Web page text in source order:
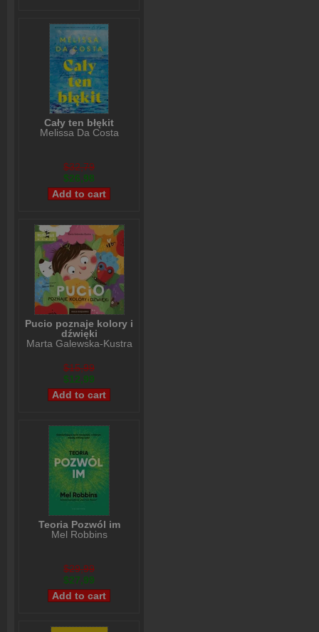
Cały ten błękit
Melissa Da Costa
$32,79
$26,98
Pucio poznaje kolory i
dźwięki
Marta Galewska-Kustra
$15,99
$12,99
Teoria Pozwól im
Mel Robbins
$29,99
$27,99